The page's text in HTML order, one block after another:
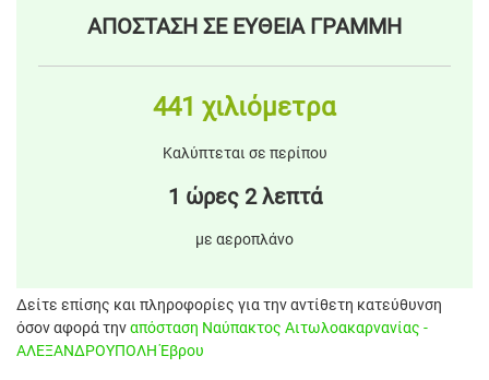
ΑΠΟΣΤΑΣΗ ΣΕ ΕΥΘΕΙΑ ΓΡΑΜΜΗ
441 χιλιόμετρα
Καλύπτεται σε περίπου
1 ώρες 2 λεπτά
με αεροπλάνο
Δείτε επίσης και πληροφορίες για την αντίθετη κατεύθυνση
όσον αφορά τηναπόσταση Ναύπακτος Αιτωλοακαρνανίας -
ΑΛΕΞΑΝΔΡΟΥΠΟΛΗ Έβρου